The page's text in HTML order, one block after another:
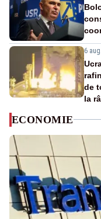
6
de
la
ECONOMIE